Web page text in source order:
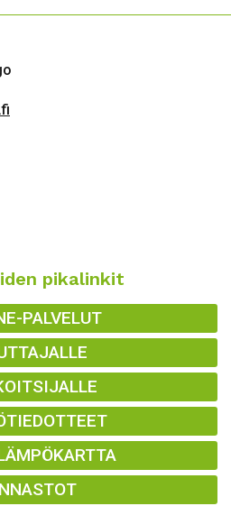
pikalinkit
PALVELUT